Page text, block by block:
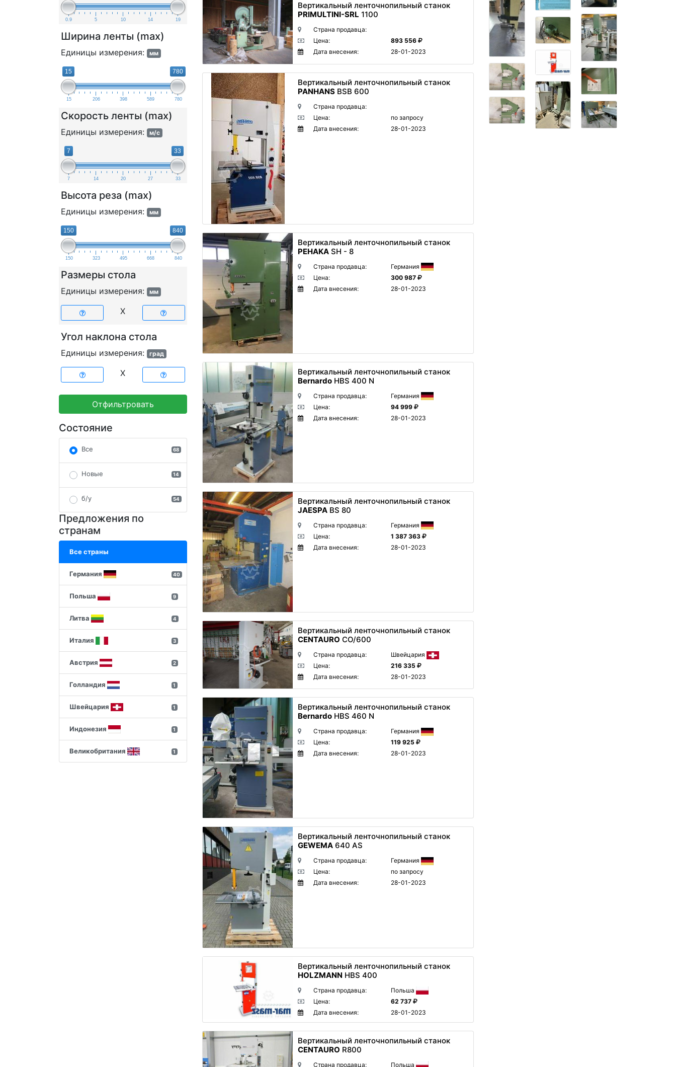
0.9 5 10 14 19
Ширина ленты (max)
Единицы измерения: мм
15 780
15 206 398 589 780
Скорость ленты (max)
Единицы измерения: м/с
7 33
7 14 20 27 33
Высота реза (max)
Единицы измерения: мм
150 840
150 323 495 668 840
Размеры стола
Единицы измерения: мм
X
Угол наклона стола
Единицы измерения: град
X
Отфильтровать
Состояние
Все 68
Новые 14
б/у 54
Предложения по
странам
Все страны
Германия 40
Польша 9
Литва 4
Италия 3
Австрия 2
Голландия 1
Швейцария 1
Индонезия 1
Великобритания 1
Вертикальный ленточнопильный станок
PRIMULTINI-SRL 1100
Страна продавца:
Цена:
893 556
Дата внесения:
28-01-2023
Вертикальный ленточнопильный станок
PANHANS BSB 600
Страна продавца:
Цена:
по запросу
Дата внесения:
28-01-2023
Вертикальный ленточнопильный станок
PEHAKA SH - 8
Страна продавца:
Германия
Цена:
300 987
Дата внесения:
28-01-2023
Вертикальный ленточнопильный станок
Bernardo HBS 400 N
Страна продавца:
Германия
Цена:
94 999
Дата внесения:
28-01-2023
Вертикальный ленточнопильный станок
JAESPA BS 80
Страна продавца:
Германия
Цена:
1 387 363
Дата внесения:
28-01-2023
Вертикальный ленточнопильный станок
CENTAURO CO/600
Страна продавца:
Швейцария
Цена:
216 335
Дата внесения:
28-01-2023
Вертикальный ленточнопильный станок
Bernardo HBS 460 N
Страна продавца:
Германия
Цена:
119 925
Дата внесения:
28-01-2023
Вертикальный ленточнопильный станок
GEWEMA 640 AS
Страна продавца:
Германия
Цена:
по запросу
Дата внесения:
28-01-2023
Вертикальный ленточнопильный станок
HOLZMANN HBS 400
Страна продавца:
Польша
Цена:
62 737
Дата внесения:
28-01-2023
Вертикальный ленточнопильный станок
CENTAURO R800
Страна продавца: Польша